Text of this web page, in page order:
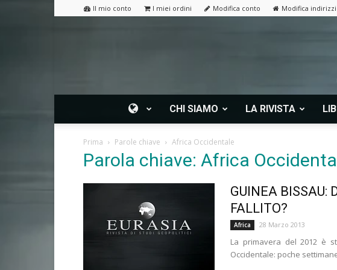
Il mio conto I miei ordini Modifica conto Modifica indirizzi
CHI SIAMO LA RIVISTA
Prima Parole chiave Africa Occidentale
Parola chiave: Africa
GUINEA BISSAU:
FALLITO?
Africa 28 Marzo 2013
La primavera del 2012 è
Occidentale: poche